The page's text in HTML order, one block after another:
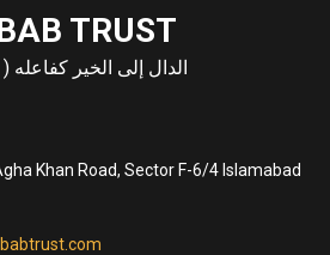
TRUST
الدال إلى الخير كفاعله
Khan Road, Sector F-6/4 Islamabad